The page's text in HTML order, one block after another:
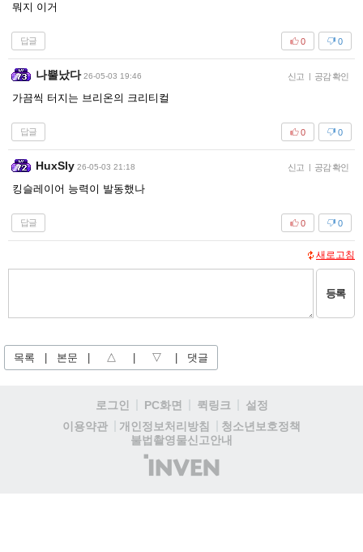
뭐지 이거
답글 0
0
나뿔났다 26-05-03 19:46 신고 | 공감 확인
가끔씩 터지는 브리온의 크리티컬
답글 0
0
HuxSly 26-05-03 21:18 신고 | 공감 확인
킹슬레이어 능력이 발동했나
답글 0
0
새로고침
등록
목록 본문 △ ▽ 댓글
로그인 PC화면 퀵링크
설정
이용약관
개인정보처리방침
청소년보호정책
불법촬영물신고안내
(주)
인